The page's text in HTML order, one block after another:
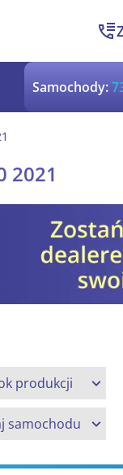
Samochody:
2021
produkcji
samochodu